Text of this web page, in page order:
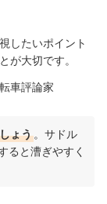
したいポイント
が大切です。
車評論家
ょう 。サドル
ると漕ぎやすく